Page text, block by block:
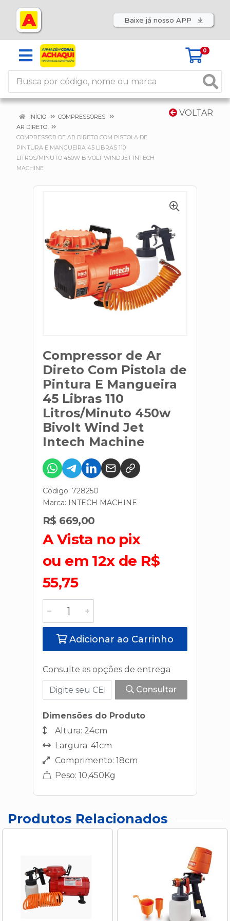
Baixe já nosso APP
0
VOLTAR
INÍCIO
COMPRESSORES
AR DIRETO
COMPRESSOR DE AR DIRETO COM PISTOLA DE
PINTURA E MANGUEIRA 45 LIBRAS 110
LITROS/MINUTO 450W BIVOLT WIND JET INTECH
MACHINE
Compressor de Ar
Direto Com Pistola de
Pintura E Mangueira
45 Libras 110
Litros/Minuto 450w
Bivolt Wind Jet
Intech Machine
Código: 728250
Marca: INTECH MACHINE
R$ 669,00
A Vista no pix
ou em 12x de R$
55,75
Adicionar ao Carrinho
Consulte as opções de entrega
Consultar
Dimensões do Produto
Altura: 24cm
Largura: 41cm
Comprimento: 18cm
Peso: 10,450Kg
Produtos Relacionados